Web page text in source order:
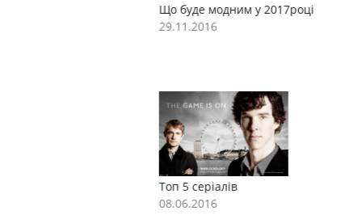
Що буде модним у 2017році